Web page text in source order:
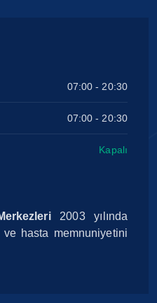
07:00 - 20:30
07:00 - 20:30
Kapalı
2003 yılında
hasta memnuniyetini